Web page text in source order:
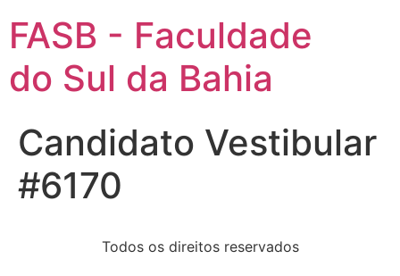
FASB - Faculdade
do Sul da Bahia
Candidato Vestibular
#6170
Todos os direitos reservados